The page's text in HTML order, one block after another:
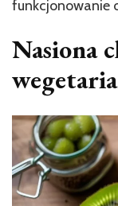
funkcjonowanie
Nasiona